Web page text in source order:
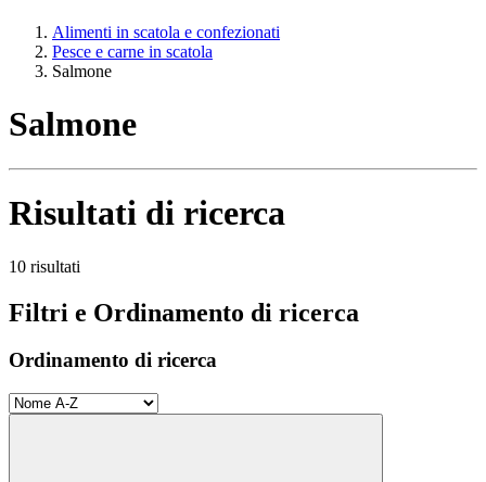
Alimenti in scatola e confezionati
Pesce e carne in scatola
Salmone
Salmone
Risultati di ricerca
10 risultati
Filtri e Ordinamento di ricerca
Ordinamento di ricerca